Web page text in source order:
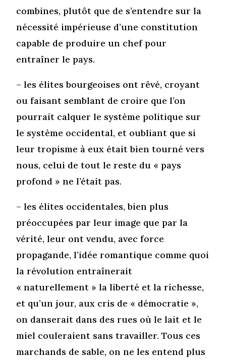
combines, plutôt que de s’entendre sur la
nécessité impérieuse d’une constitution
capable de produire un chef pour
entraîner le pays.
– les élites bourgeoises ont rêvé, croyant
ou faisant semblant de croire que l’on
pourrait calquer le système politique sur
le système occidental, et oubliant que si
leur tropisme à eux était bien tourné vers
nous, celui de tout le reste du « pays
profond » ne l’était pas.
– les élites occidentales, bien plus
préoccupées par leur image que par la
vérité, leur ont vendu, avec force
propagande, l’idée romantique comme quoi
la révolution entraînerait
« naturellement » la liberté et la richesse,
et qu’un jour, aux cris de « démocratie »,
on danserait dans des rues où le lait et le
miel couleraient sans travailler. Tous ces
marchands de sable, on ne les entend plus